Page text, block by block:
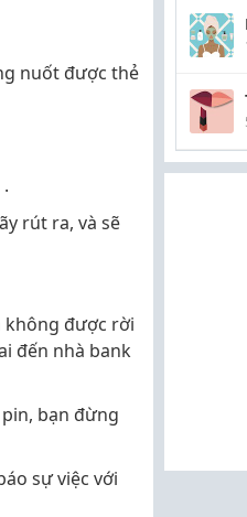
nuốt được thẻ
rút ra, và sẽ
không được rời
đến nhà bank
bạn đừng
sự việc với